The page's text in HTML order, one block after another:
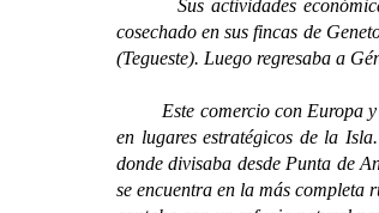
Sus actividades económicas
cosechado en sus fincas de
(Tegueste). Luego regresaba a
Este comercio con Europa y
en lugares estratégicos de la
donde divisaba desde Punta de
se encuentra en la más completa